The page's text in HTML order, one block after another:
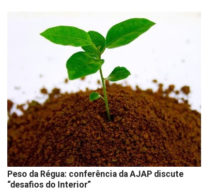
Peso da Régua: conferência da AJAP discute
“desafios do Interior”